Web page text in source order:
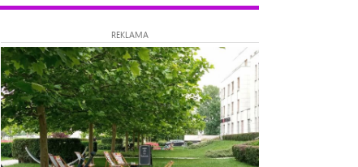
REKLAMA